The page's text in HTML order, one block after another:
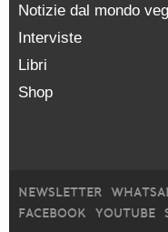
Notizie dal mondo
Interviste
Libri
Shop
NEWSLETTER
FACEBOOK
YOUTUBE